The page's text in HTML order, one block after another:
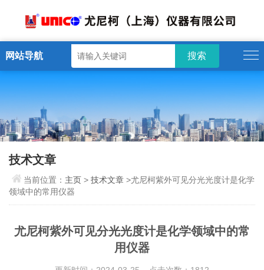
网站导航
技术文章
当前位置： 主页 >技术文章 >尤尼柯紫外可见分光光度计是化学
领域中的常用仪器
尤尼柯紫外可见分光光度计是化学领域中的常
用仪器